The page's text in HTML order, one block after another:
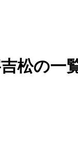
松の一